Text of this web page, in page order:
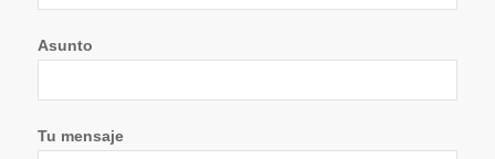
Asunto
Tu mensaje